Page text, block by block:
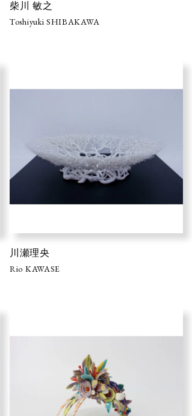
柴川 敏之
Toshiyuki SHIBAKAWA
川瀬理央
Rio KAWASE